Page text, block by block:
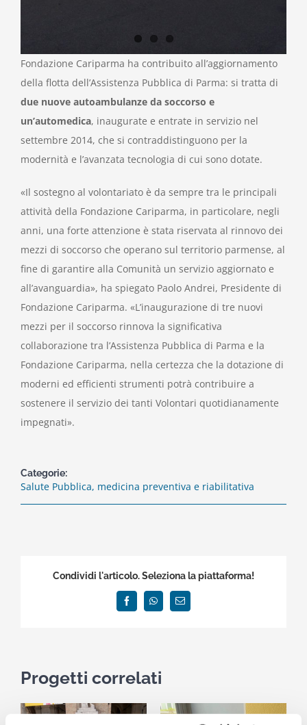
Fondazione Cariparma ha contribuito all’aggiornamento
della flotta dell’Assistenza Pubblica di Parma: si tratta di
due nuove autoambulanze da soccorso e
un’automedica, inaugurate e entrate in servizio nel
settembre 2014, che si contraddistinguono per la
modernità e l’avanzata tecnologia di cui sono dotate.
«Il sostegno al volontariato è da sempre tra le principali
attività della Fondazione Cariparma, in particolare, negli
anni, una forte attenzione è stata riservata al rinnovo dei
mezzi di soccorso che operano sul territorio parmense, al
fine di garantire alla Comunità un servizio aggiornato e
all’avanguardia», ha spiegato Paolo Andrei, Presidente di
Fondazione Cariparma. «L’inaugurazione di tre nuovi
mezzi per il soccorso rinnova la significativa
collaborazione tra l’Assistenza Pubblica di Parma e la
Fondazione Cariparma, nella certezza che la dotazione di
moderni ed efficienti strumenti potrà contribuire a
sostenere il servizio dei tanti Volontari quotidianamente
impegnati».
Categorie:
Salute Pubblica, medicina preventiva e riabilitativa
Condividi l'articolo. Seleziona la piattaforma!
FacebookWhatsAppEmail
Progetti correlati